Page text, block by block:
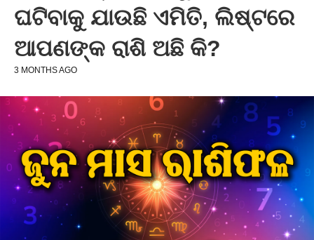
ଘଟିବାକୁ ଯାଉଛି ଏମିତି, ଲିଷ୍ଟରେ
ଆପଣଙ୍କ ରାଶି ଅଛି କି?
3 MONTHS AGO